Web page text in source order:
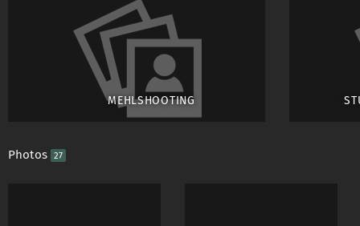
Nur durch Kritik
ob man etwas
Ps: Ich bin nur auf
MEHLSHOOTING
Photos 27